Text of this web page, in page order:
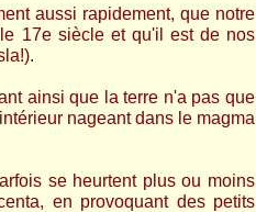
aussi rapidement, que notre
17e siècle et qu'il est de nos
ainsi que la terre n'a pas que
nageant dans le magma
se heurtent plus ou moins
en provoquant des petits